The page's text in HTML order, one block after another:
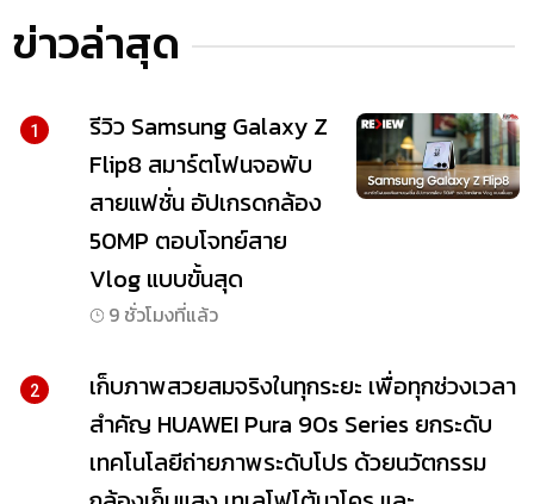
ข่าวล่าสุด
1
รีวิว Samsung Galaxy Z
Flip8 สมาร์ตโฟนจอพับ
สายแฟชั่น อัปเกรดกล้อง
50MP ตอบโจทย์สาย
Vlog แบบขั้นสุด
9 ชั่วโมงที่แล้ว
2
เก็บภาพสวยสมจริงในทุกระยะ เพื่อทุกช่วงเวลา
สำคัญ HUAWEI Pura 90s Series ยกระดับ
เทคโนโลยีถ่ายภาพระดับโปร ด้วยนวัตกรรม